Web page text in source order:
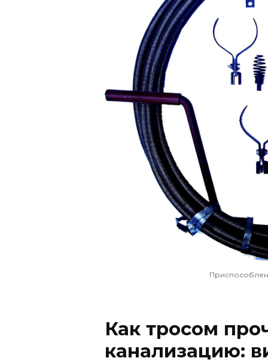
Как тросом
канализацию: